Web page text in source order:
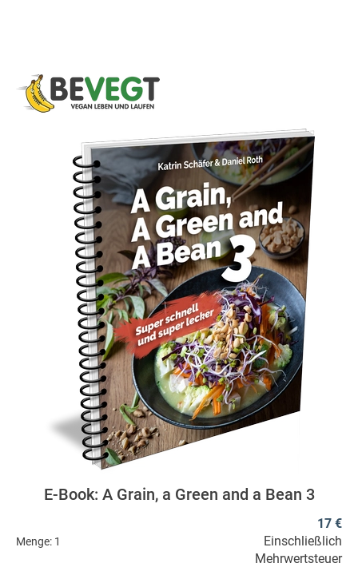
E-Book: A Grain, a Green and a Bean 3
Menge: 1
17 €
Einschließlich
Mehrwertsteuer